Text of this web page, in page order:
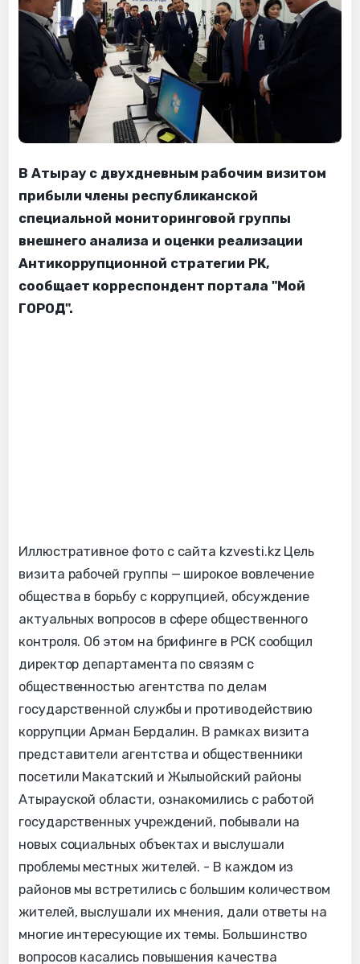
В Атырау с двухдневным рабочим визитом
прибыли члены республиканской
специальной мониторинговой группы
внешнего анализа и оценки реализации
Антикоррупционной стратегии РК,
сообщает корреспондент портала "Мой
ГОРОД".
Иллюстративное фото с сайта kzvesti.kz Цель
визита рабочей группы — широкое вовлечение
общества в борьбу с коррупцией, обсуждение
актуальных вопросов в сфере общественного
контроля. Об этом на брифинге в РСК сообщил
ди⁠ректор департамента по связям с
общественностью агентства по делам
государственной службы и противодействию
коррупции Арман Бердалин. В рамках визита
представители агентства и общественники
посетили Макатский и Жылыойский районы
Атырауской области, ознакомились с работой
государственных учреждений, побывали на
новых социальных объектах и выслушали
проблемы местных жителей. - В каждом из
районов мы встретились с большим количеством
жителей, выслушали их мнения, дали ответы на
многие интересующие их темы. Большинство
вопросов касались повышения качества